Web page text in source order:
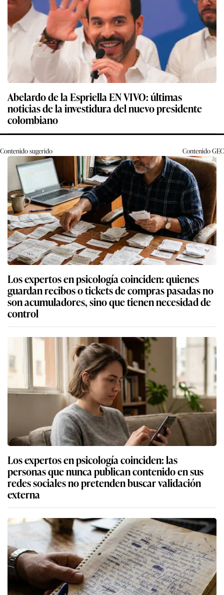
Abelardo de la Espriella EN VIVO: últimas
noticias de la investidura del nuevo presidente
colombiano
Contenido sugerido ContenidoGEC
Los expertos en psicología coinciden: quienes
guardan recibos o tickets de compras pasadas no
son acumuladores, sino que tienen necesidad de
control
Los expertos en psicología coinciden: las
personas que nunca publican contenido en sus
redes sociales no pretenden buscar validación
externa